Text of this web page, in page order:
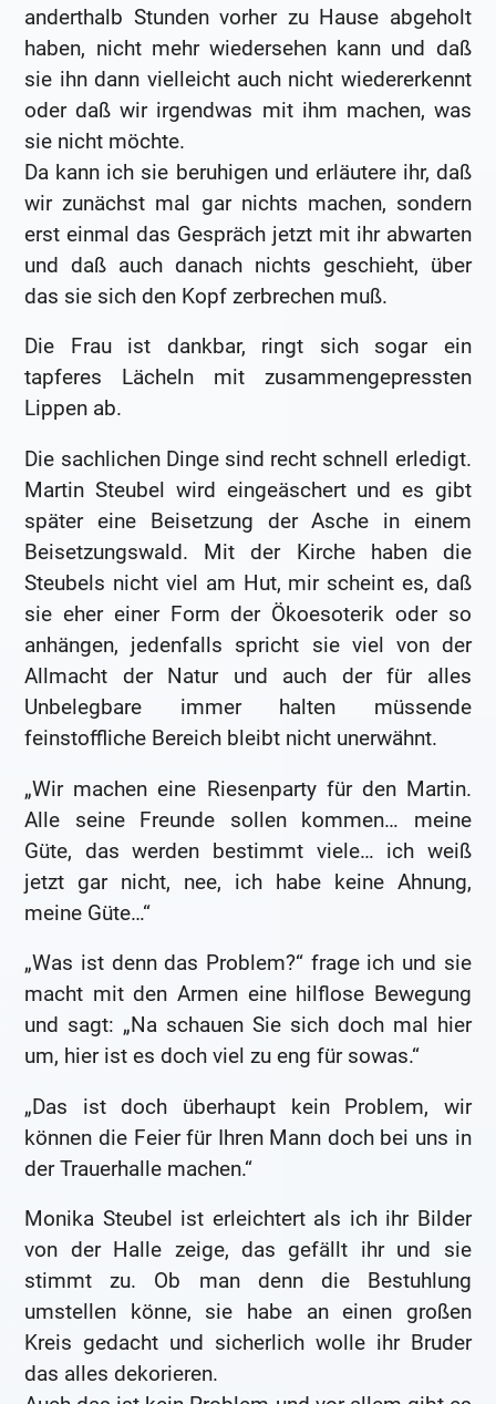
anderthalb Stunden vorher zu Hause abgeholt
haben, nicht mehr wiedersehen kann und daß
sie ihn dann vielleicht auch nicht wiedererkennt
oder daß wir irgendwas mit ihm machen, was
sie nicht möchte.
Da kann ich sie beruhigen und erläutere ihr, daß
wir zunächst mal gar nichts machen, sondern
erst einmal das Gespräch jetzt mit ihr abwarten
und daß auch danach nichts geschieht, über
das sie sich den Kopf zerbrechen muß.
Die Frau ist dankbar, ringt sich sogar ein
tapferes Lächeln mit zusammengepressten
Lippen ab.
Die sachlichen Dinge sind recht schnell erledigt.
Martin Steubel wird eingeäschert und es gibt
später eine Beisetzung der Asche in einem
Beisetzungswald. Mit der Kirche haben die
Steubels nicht viel am Hut, mir scheint es, daß
sie eher einer Form der Ökoesoterik oder so
anhängen, jedenfalls spricht sie viel von der
Allmacht der Natur und auch der für alles
Unbelegbare immer halten müssende
feinstoffliche Bereich bleibt nicht unerwähnt.
„Wir machen eine Riesenparty für den Martin.
Alle seine Freunde sollen kommen… meine
Güte, das werden bestimmt viele… ich weiß
jetzt gar nicht, nee, ich habe keine Ahnung,
meine Güte…“
„Was ist denn das Problem?“ frage ich und sie
macht mit den Armen eine hilflose Bewegung
und sagt: „Na schauen Sie sich doch mal hier
um, hier ist es doch viel zu eng für sowas.“
„Das ist doch überhaupt kein Problem, wir
können die Feier für Ihren Mann doch bei uns in
der Trauerhalle machen.“
Monika Steubel ist erleichtert als ich ihr Bilder
von der Halle zeige, das gefällt ihr und sie
stimmt zu. Ob man denn die Bestuhlung
umstellen könne, sie habe an einen großen
Kreis gedacht und sicherlich wolle ihr Bruder
das alles dekorieren.